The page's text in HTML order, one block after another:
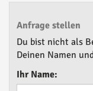
Anfrage stellen
Du bist nicht als
Deinen Namen
Ihr Name: